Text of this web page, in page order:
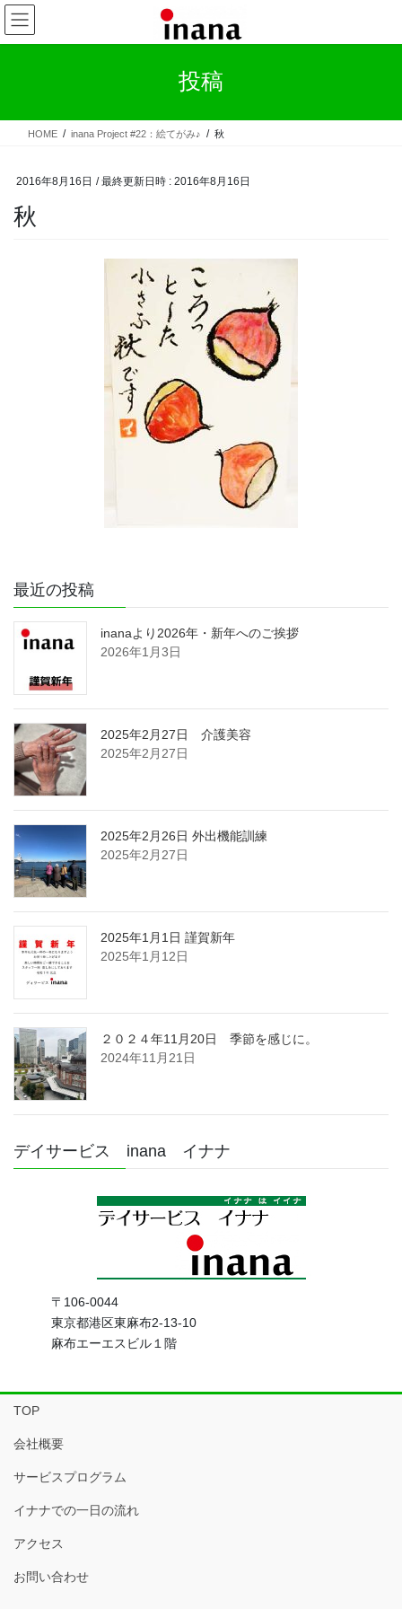
コ
ン
テ
ス
ナ
ビ
ゲ
ン
投稿
HOME inana Project #22：絵てがみ♪ 秋
2016年8月16日 / 最終更新日時 : 2016年8月16日
秋
最近の投稿
inanaより2026年・新年へのご挨拶
2026年1月3日
2025年2月27日 介護美容
2025年2月27日
2025年2月26日 外出機能訓練
2025年2月27日
2025年1月1日 謹賀新年
2025年1月12日
２０２４年11月20日 季節を感じに。
2024年11月21日
デイサービス inana イナナ
〒106-0044
東京都港区東麻布2-13-10
麻布エーエスビル１階
TOP
会社概要
サービスプログラム
イナナでの一日の流れ
アクセス
お問い合わせ